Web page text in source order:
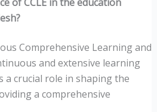
Comprehensive Learning and
and extensive learning
a crucial role in shaping the
a comprehensive